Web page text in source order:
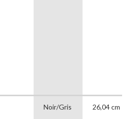
Noir/Gris 26,04 cm